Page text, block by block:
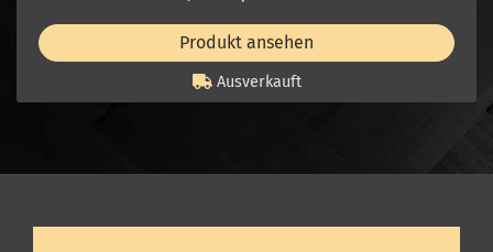
Produkt ansehen
Ausverkauft